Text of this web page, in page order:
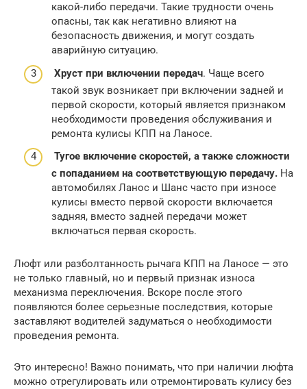
какой-либо передачи. Такие трудности очень
опасны, так как негативно влияют на
безопасность движения, и могут создать
аварийную ситуацию.
Хруст при включении передач. Чаще всего
такой звук возникает при включении задней и
первой скорости, который является признаком
необходимости проведения обслуживания и
ремонта кулисы КПП на Ланосе.
Тугое включение скоростей, а также сложности
с попаданием на соответствующую передачу. На
автомобилях Ланос и Шанс часто при износе
кулисы вместо первой скорости включается
задняя, вместо задней передачи может
включаться первая скорость.
Люфт или разболтанность рычага КПП на Ланосе — это
не только главный, но и первый признак износа
механизма переключения. Вскоре после этого
появляются более серьезные последствия, которые
заставляют водителей задуматься о необходимости
проведения ремонта.
Это интересно! Важно понимать, что при наличии люфта
можно отрегулировать или отремонтировать кулису без